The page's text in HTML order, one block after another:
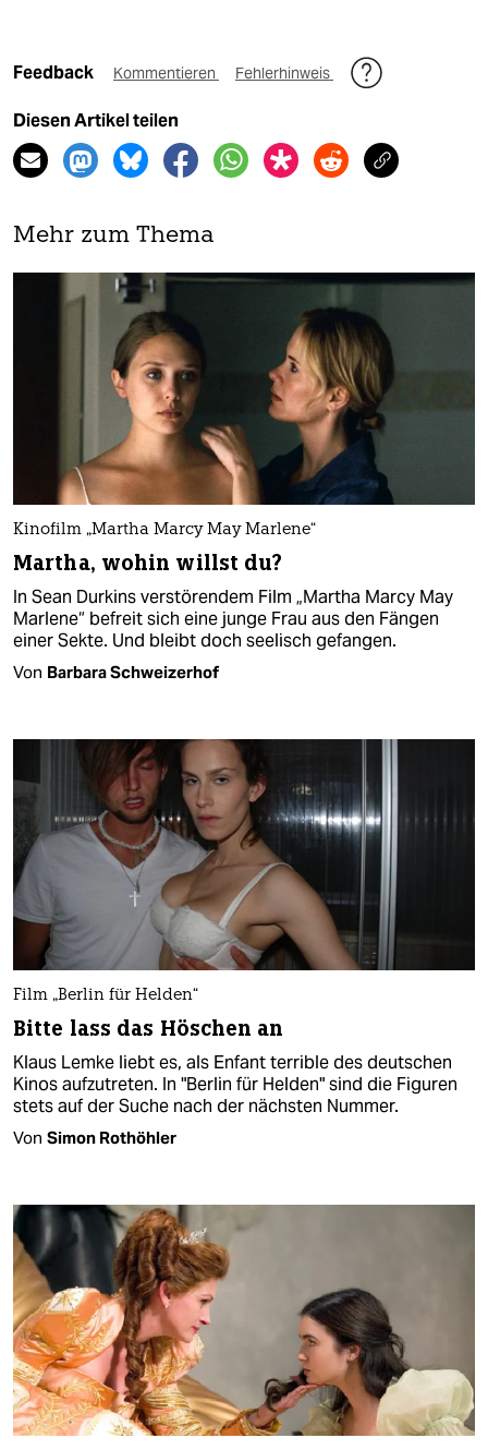
Feedback Kommentieren Fehlerhinweis
Diesen Artikel teilen
Mehr zum Thema
Kinofilm „Martha Marcy May Marlene“
Martha, wohin willst du?
In Sean Durkins verstörendem Film „Martha Marcy May
Marlene“ befreit sich eine junge Frau aus den Fängen
einer Sekte. Und bleibt doch seelisch gefangen.
Von Barbara Schweizerhof
Film „Berlin für Helden“
Bitte lass das Höschen an
Klaus Lemke liebt es, als Enfant terrible des deutschen
Kinos aufzutreten. In "Berlin für Helden" sind die Figuren
stets auf der Suche nach der nächsten Nummer.
Von Simon Rothöhler